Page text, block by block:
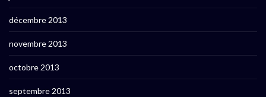
décembre 2013
novembre 2013
octobre 2013
septembre 2013